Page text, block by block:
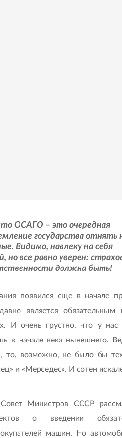
ОСАГО – это очередная
государства отнять
Видимо, навлеку на себя
но все равно уверен:
должна быть!
появился еще в начале
является обязательным
И очень грустно, что у
в начале века нынешнего.
то, возможно, не было бы
и «Мерседес». И сотен
Министров СССР
о введении
машин. Но